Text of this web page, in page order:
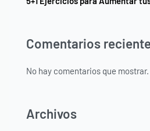
Comentarios
No hay comentarios que mostrar.
Archivos